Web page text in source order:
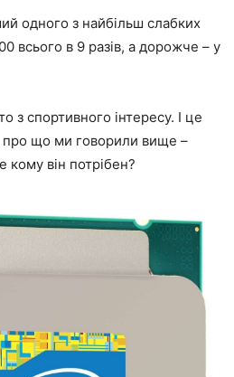
одного з найбільш слабких
всього в 9 разів, а дорожче – у
з спортивного інтересу. І це
про що ми говорили вище –
він потрібен?